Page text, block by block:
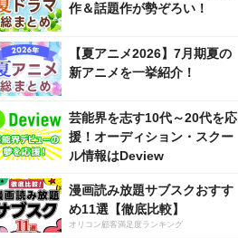
作＆話題作が勢ぞろい！
【夏アニメ2026】7月期夏の
新アニメを一挙紹介！
芸能界を志す10代～20代を応
援！オーディション・スクー
ル情報はDeview
漫画読み放題サブスクおすす
め11選【徹底比較】
オリコン顧客満足度ランキング